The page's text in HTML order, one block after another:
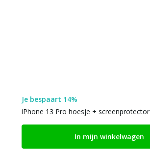
Je bespaart 14%
iPhone 13 Pro hoesje + screenprotector
In mijn winkelwagen